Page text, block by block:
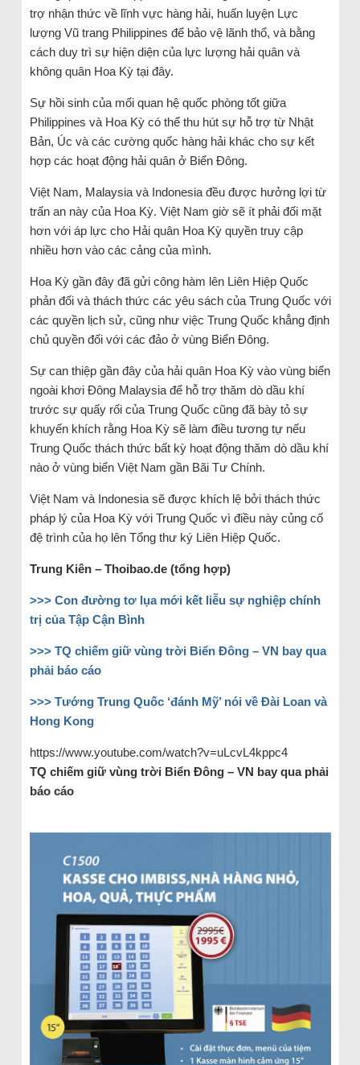
trợ nhận thức về lĩnh vực hàng hải, huấn luyện Lực
lượng Vũ trang Philippines để bảo vệ lãnh thổ, và bằng
cách duy trì sự hiện diện của lực lượng hải quân và
không quân Hoa Kỳ tại đây.
Sự hồi sinh của mối quan hệ quốc phòng tốt giữa
Philippines và Hoa Kỳ có thể thu hút sự hỗ trợ từ Nhật
Bản, Úc và các cường quốc hàng hải khác cho sự kết
hợp các hoạt động hải quân ở Biển Đông.
Việt Nam, Malaysia và Indonesia đều được hưởng lợi từ
trấn an này của Hoa Kỳ. Việt Nam giờ sẽ ít phải đối mặt
hơn với áp lực cho Hải quân Hoa Kỳ quyền truy cập
nhiều hơn vào các cảng của mình.
Hoa Kỳ gần đây đã gửi công hàm lên Liên Hiệp Quốc
phản đối và thách thức các yêu sách của Trung Quốc với
các quyền lịch sử, cũng như việc Trung Quốc khẳng định
chủ quyền đối với các đảo ở vùng Biển Đông.
Sự can thiệp gần đây của hải quân Hoa Kỳ vào vùng biển
ngoài khơi Đông Malaysia để hỗ trợ thăm dò dầu khí
trước sự quấy rối của Trung Quốc cũng đã bày tỏ sự
khuyến khích rằng Hoa Kỳ sẽ làm điều tương tự nếu
Trung Quốc thách thức bất kỳ hoạt động thăm dò dầu khí
nào ở vùng biển Việt Nam gần Bãi Tư Chính.
Việt Nam và Indonesia sẽ được khích lệ bởi thách thức
pháp lý của Hoa Kỳ với Trung Quốc vì điều này củng cố
đệ trình của họ lên Tổng thư ký Liên Hiệp Quốc.
Trung Kiên – Thoibao.de (tổng hợp)
>>> Con đường tơ lụa mới kết liễu sự nghiệp chính
trị của Tập Cận Bình
>>> TQ chiếm giữ vùng trời Biển Đông – VN bay qua
phải báo cáo
>>> Tướng Trung Quốc ‘đánh Mỹ’ nói về Đài Loan và
Hong Kong
https://www.youtube.com/watch?v=uLcvL4kppc4
TQ chiếm giữ vùng trời Biển Đông – VN bay qua phải
báo cáo